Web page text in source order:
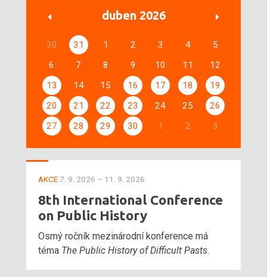
duben 2026
30 31 1 2 3 4
5
6
7 8 9 10 11
12
13
14 15 16 17 18
19
20
21 22 23 24 25
26
27
28 29 30 1 2 3
AKCE7. 9. 2026 – 11. 9. 2026
8th International Conference
on Public History
Osmý ročník mezinárodní konference má
téma The Public History of Difficult Pasts.